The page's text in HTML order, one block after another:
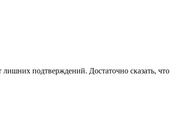
подтверждений. Достаточно сказать, что